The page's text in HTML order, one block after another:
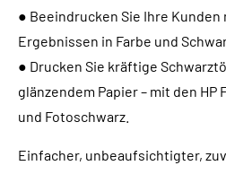
● Beeindrucken Sie Ihre
Ergebnissen in Farbe und
● Drucken Sie kräftige
glänzendem Papier – mit den
und Fotoschwarz.
Einfacher, unbeaufsichtigter,